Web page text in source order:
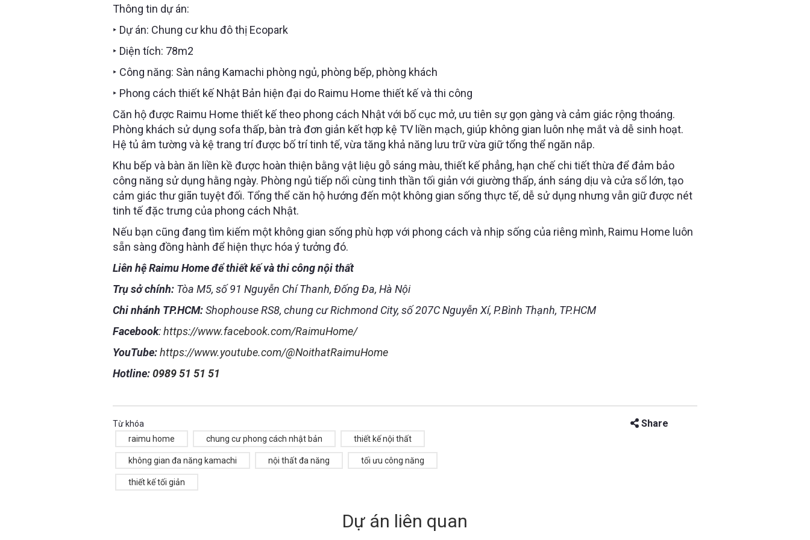
Thông tin dự án:
‣ Dự án: Chung cư khu đô thị Ecopark
‣ Diện tích: 78m2
‣ Công năng: Sàn nâng Kamachi phòng ngủ, phòng bếp, phòng khách
‣ Phong cách thiết kế Nhật Bản hiện đại do Raimu Home thiết kế và thi công
Căn hộ được Raimu Home thiết kế theo phong cách Nhật với bố cục mở, ưu tiên sự gọn gàng và cảm giác rộng thoáng.
Phòng khách sử dụng sofa thấp, bàn trà đơn giản kết hợp kệ TV liền mạch, giúp không gian luôn nhẹ mắt và dễ sinh hoạt.
Hệ tủ âm tường và kệ trang trí được bố trí tinh tế, vừa tăng khả năng lưu trữ vừa giữ tổng thể ngăn nắp.
Khu bếp và bàn ăn liền kề được hoàn thiện bằng vật liệu gỗ sáng màu, thiết kế phẳng, hạn chế chi tiết thừa để đảm bảo
công năng sử dụng hằng ngày. Phòng ngủ tiếp nối cùng tinh thần tối giản với giường thấp, ánh sáng dịu và cửa sổ lớn, tạo
cảm giác thư giãn tuyệt đối. Tổng thể căn hộ hướng đến một không gian sống thực tế, dễ sử dụng nhưng vẫn giữ được nét
tinh tế đặc trưng của phong cách Nhật.
Nếu bạn cũng đang tìm kiếm một không gian sống phù hợp với phong cách và nhịp sống của riêng mình, Raimu Home luôn
sẵn sàng đồng hành để hiện thực hóa ý tưởng đó.
Liên hệ Raimu Home để thiết kế và thi công nội thất
Trụ sở chính: Tòa M5, số 91 Nguyễn Chí Thanh, Đống Đa, Hà Nội
Chi nhánh TP.HCM:Shophouse RS8, chung cư Richmond City, số 207C Nguyễn Xí, P.Bình Thạnh, TP.HCM
Facebook:https://www.facebook.com/RaimuHome/
YouTube:https://www.youtube.com/@NoithatRaimuHome
Hotline:0989 51 51 51
Từ khóa
raimu home
chung cư phong cách nhật bản thiết kế nội thất
không gian đa năng kamachi nội thất đa năng tối ưu công năng
thiết kế tối giản
Share
Dự án liên quan